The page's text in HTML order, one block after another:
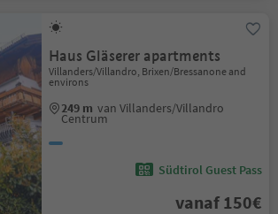
Haus Gläserer apartments
Villanders/Villandro, Brixen/Bressanone and
environs
249 m van Villanders/Villandro
Centrum
Südtirol Guest Pass
vanaf 150€